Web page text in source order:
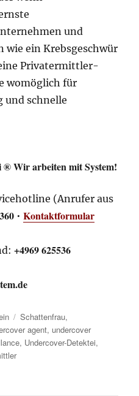
und
wie ein Krebsgeschwür
Privatermittler-
womöglich für
und schnelle
Wir arbeiten mit System!
(Anrufer aus
•Kontaktformular
+4969 625536
Schlagwörter
Schattenfrau,
agent, undercover
, Undercover-Detektei,